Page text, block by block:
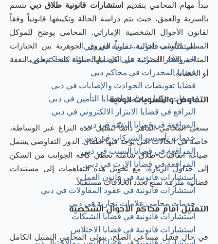
استشارات قانونية عقارية في دبي
المرافعة القضائية في القضايا الجنائية بمحاكم دبي
قضايا المخدرات في محاكم دبي
قضايا تعويضات الحوادث والإصابات في دبي
خدمات توكيل محامي لقضايا التأمين في دبي
الترافع في قضايا الابتزاز الالكتروني في دبي
المرافعة في قضايا النفقة في دبي
خدمات تأسيس الشركات​ في دبي
المرافعة في قضايا النسب في دبي
المرافعة في قضايا الإرث في دبي
استشارات قانونية في قانون العمل
استشارات قانونية في عقود المقاولات في دبي
خدمات محامي علامات تجارية في دبي
استشارات قانونية في قضايا الشيكات
استشارات قانونية في قضايا الاختلاس
تبدأ مهام المحامي بتقديم استشارات قانونية طلاق دبي تتسم
بالسرية والعمق، حيث يتم دراسة الحالة وتكييفها قانونياً وفقاً
لقانون الأحوال الشخصية الإماراتي. المحامي يوضح للموكل
المسار الأنسب لحالته، مبيناً الفروق الجوهرية بين الخيارات
المتاحة والآثار المترتبة على كل منها، سواء كانت تتعلق بالنفقة
أو الحضانة.
التفاوض والتسويات الودية
يسعى المحامي الماهر دائماً لتقليل حدة النزاع عبر الوساطة،
خاصة في الحالات التي يوجد فيها أطفال. الدور التفاوضي يشمل
صياغة اتفاقيات طلاق شاملة تغطي كافة الجوانب من السكن
إلى جداول الزيارة، مع تحويل هذه التفاهمات إلى مستندات
قضائية ملزمة تمنع تجدد الخلافات مستقبلاً.
التمثيل أمام محاكم الأحوال الشخصية
في حال فشل مساعي الصلح، يتولى المحامي التمثيل الكامل